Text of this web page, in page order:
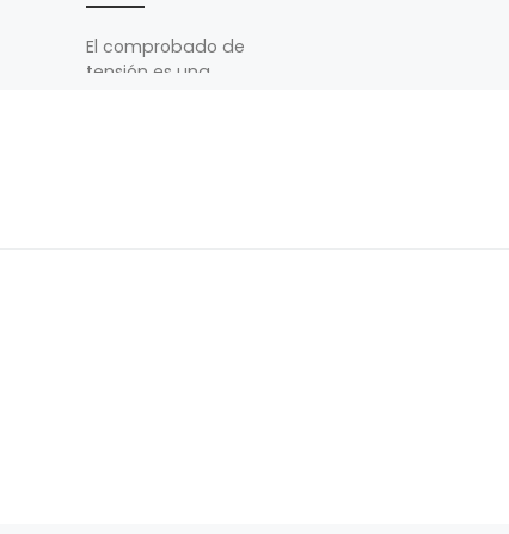
El comprobado de
tensión es una